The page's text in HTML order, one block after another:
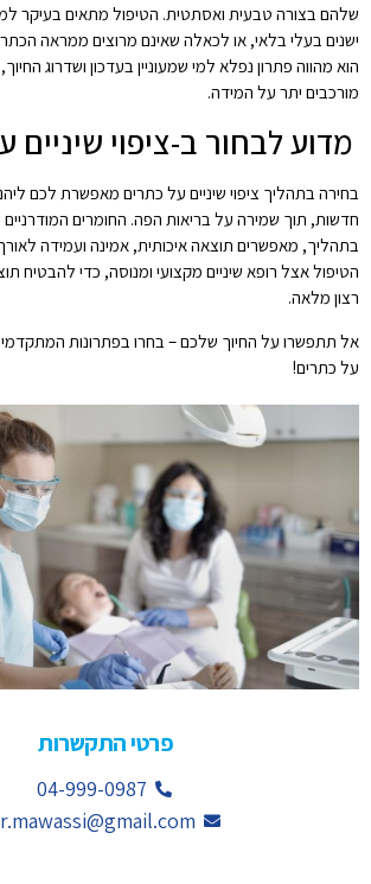
שלהם בצורה טבעית ואסתטית. הטיפול מתאים בעיקר
ישנים בעלי בלאי, או לכאלה שאינם מרוצים ממראה
הוא מהווה פתרון נפלא למי שמעוניין בעדכון ושדרוג
מורכבים יתר על המידה.
מדוע לבחור ב-ציפוי שיניים
בחירה בתהליך ציפוי שיניים על כתרים מאפשרת לכם
חדשות, תוך שמירה על בריאות הפה. החומרים
בתהליך, מאפשרים תוצאה איכותית, אמינה ועמידה
הטיפול אצל רופא שיניים מקצועי ומנוסה, כדי להבטיח
רצון מלאה.
אל תתפשרו על החיוך שלכם – בחרו בפתרונות המתקדמים
על כתרים!
פרטי התקשרות
04-999-0987